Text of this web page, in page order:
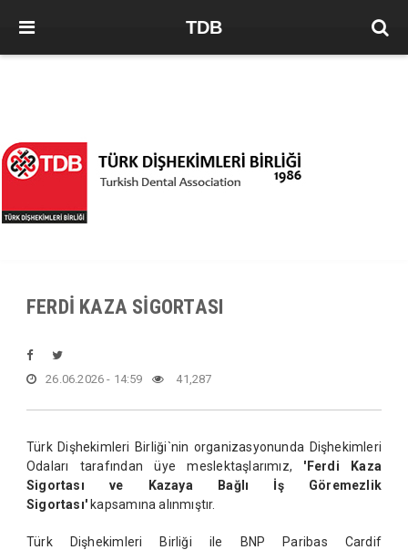
TDB
FERDİ KAZA SİGORTASI
26.06.2026 - 14:59 41,287
Türk Dişhekimleri Birliği`nin organizasyonunda Dişhekimleri
Odaları tarafından üye meslektaşlarımız, 'Ferdi Kaza
Sigortası ve Kazaya Bağl ı İşGöremezlik
Sigortası' kapsamına alınmıştır.
Türk Dişhekimleri Birliği ile BNP Paribas Cardif